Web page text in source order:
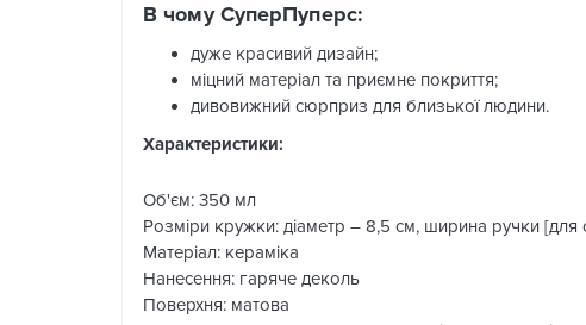
В чому СуперПуперс:
дуже красивий дизайн;
міцний матеріал та приємне покриття;
дивовижний сюрприз для близької людини.
Характеристики:
Об'єм: 350 мл
Розміри кружки: діаметр – 8,5 см, ширина ручки
Матеріал: кераміка
Нанесення: гаряче деколь
Поверхня: матова